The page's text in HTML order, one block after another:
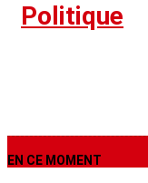
Politique
EN CE MOMENT